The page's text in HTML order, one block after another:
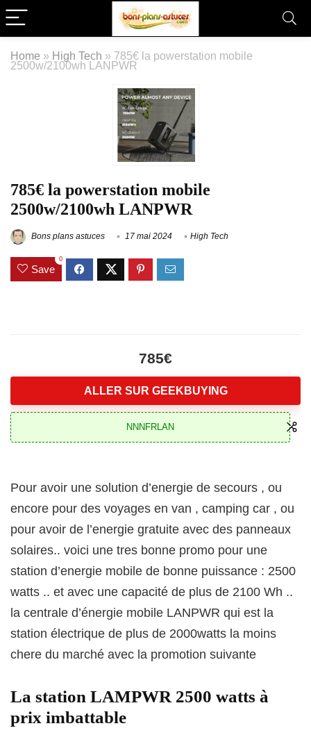
Home » High Tech » 785€ la powerstation mobile
2500w/2100wh LANPWR
785€ la powerstation mobile
2500w/2100wh LANPWR
Bons plans astuces 17 mai 2024 High Tech
Save
0
785€
ALLER SUR GEEKBUYING
NNNFRLAN
Pour avoir une solution d’energie de secours , ou
encore pour des voyages en van , camping car , ou
pour avoir de l’energie gratuite avec des panneaux
solaires.. voici une tres bonne promo pour une
station d’energie mobile de bonne puissance : 2500
watts .. et avec une capacité de plus de 2100 Wh ..
la centrale d’énergie mobile LANPWR qui est la
station électrique de plus de 2000watts la moins
chere du marché avec la promotion suivante
La station LAMPWR 2500 watts à
prix imbattable